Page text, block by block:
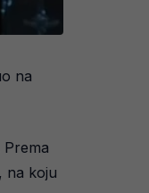
na
na koju